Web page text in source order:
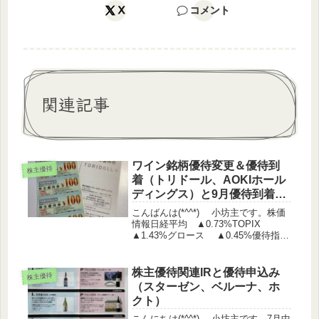
X コメント
関連記事
株主優待
ワイン銘柄優待変更＆優待到
着（トリドール、AOKIホール
ディングス）と9月優待到着状
況
こんばんは(*^^*) 小坊主です。株価
情報日経平均 ▲0.73%TOPIX
▲1.43%グロース ▲0.45%優待指
度の変更に関するお知らせ ニッコ
ー...
株主優待
株主優待関連IRと優待申込み
（スターゼン、ベルーナ、ホ
クト）